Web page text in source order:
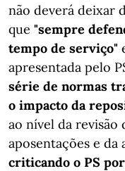
não deverá deixar
que "sempre
tempo de serviço"
apresentada pelo
série de normas
o impacto da
ao nível da revisão
aposentações e da
criticando o PS